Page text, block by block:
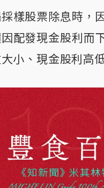
樣股票除息時，
配發現金股利而
小、現金股利高